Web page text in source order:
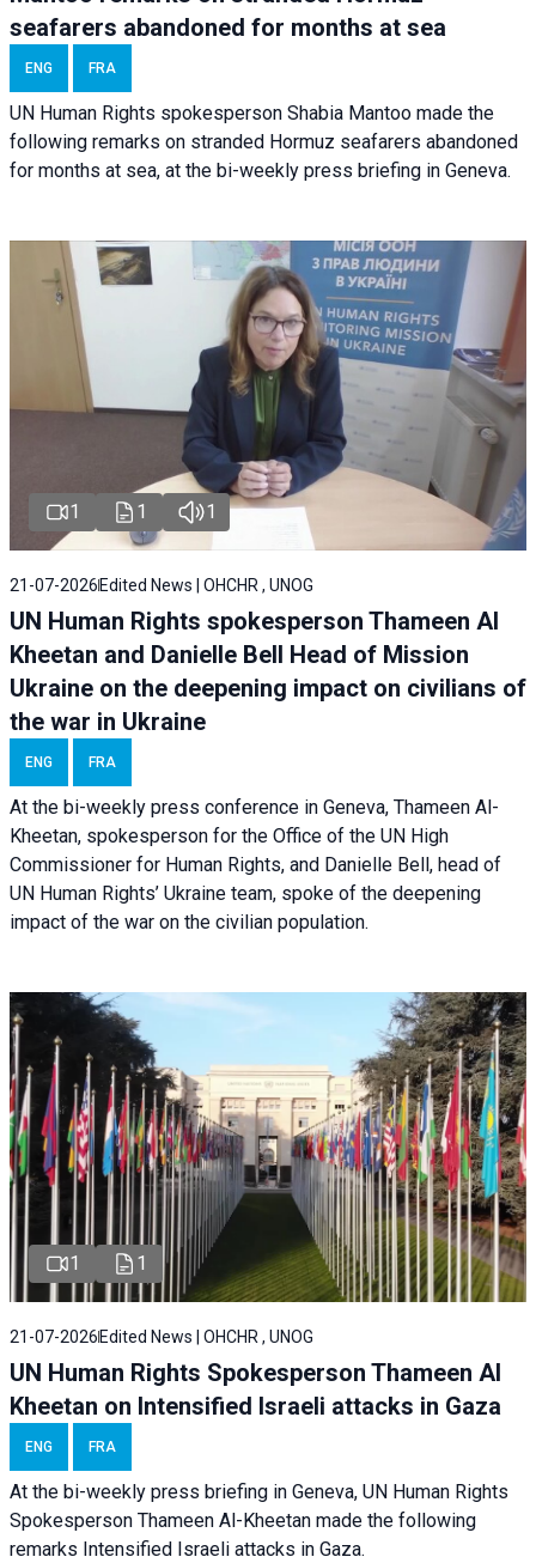
seafarers abandoned for months at sea
ENG FRA
UN Human Rights spokesperson Shabia Mantoo made the
following remarks on stranded Hormuz seafarers abandoned
for months at sea, at the bi-weekly press briefing in Geneva.
1 1 1
21-07-2026 Edited News | OHCHR , UNOG
UN Human Rights spokesperson Thameen Al
Kheetan and Danielle Bell Head of Mission
Ukraine on the deepening impact on civilians of
the war in Ukraine
ENG FRA
At the bi-weekly press conference in Geneva, Thameen Al-
Kheetan, spokesperson for the Office of the UN High
Commissioner for Human Rights, and Danielle Bell, head of
UN Human Rights’ Ukraine team, spoke of the deepening
impact of the war on the civilian population.
1 1
21-07-2026 Edited News | OHCHR , UNOG
UN Human Rights Spokesperson Thameen Al
Kheetan on Intensified Israeli attacks in Gaza
ENG FRA
At the bi-weekly press briefing in Geneva, UN Human Rights
Spokesperson Thameen Al-Kheetan made the following
remarks Intensified Israeli attacks in Gaza.